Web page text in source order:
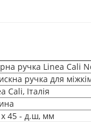
ручка Linea Cali
ручка для
Cali, Італія
х 45 - д.ш, мм